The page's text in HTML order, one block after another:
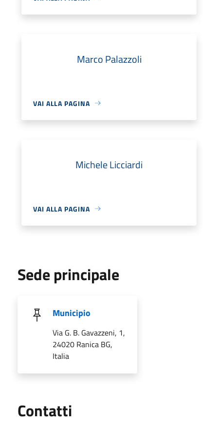
Marco Palazzoli
VAI ALLA PAGINA
Michele Licciardi
VAI ALLA PAGINA
Sede principale
Municipio
Via G. B. Gavazzeni, 1,
24020 Ranica BG,
Italia
Contatti